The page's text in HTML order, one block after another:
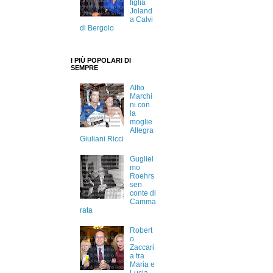
figlia
Joland
a Calvi
di Bergolo
I PIÙ POPOLARI DI
SEMPRE
Alfio
Marchi
ni con
la
moglie
Allegra
Giuliani Ricci
Gugliel
mo
Roehrs
sen
conte di
Camma
rata
Robert
o
Zaccari
a tra
Maria e